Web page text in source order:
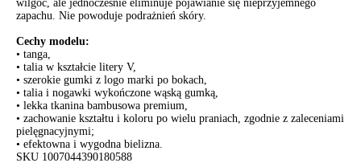
wilgoć, ale jednocześnie eliminuje pojawianie się nieprzyjemnego
zapachu. Nie powoduje podrażnień skóry.
Cechy modelu:
• tanga,
• talia w kształcie litery V,
• szerokie gumki z logo marki po bokach,
• talia i nogawki wykończone wąską gumką,
• lekka tkanina bambusowa premium,
• zachowanie kształtu i koloru po wielu praniach, zgodnie z zaleceniami
pielęgnacyjnymi;
• efektowna i wygodna bielizna.
SKU 1007044390180588